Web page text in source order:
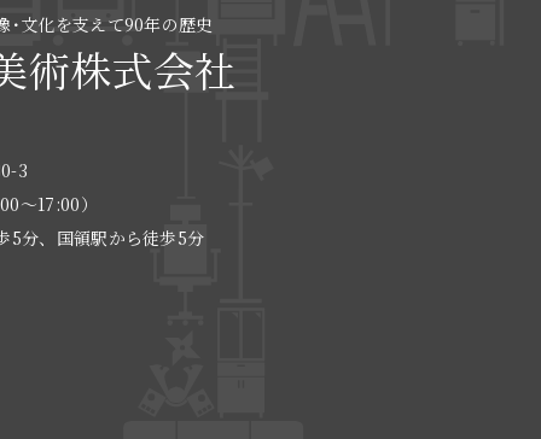
･文化を支えて90年の歴史
術株式会社
3
〜17:00）
分、国領駅から徒歩5分